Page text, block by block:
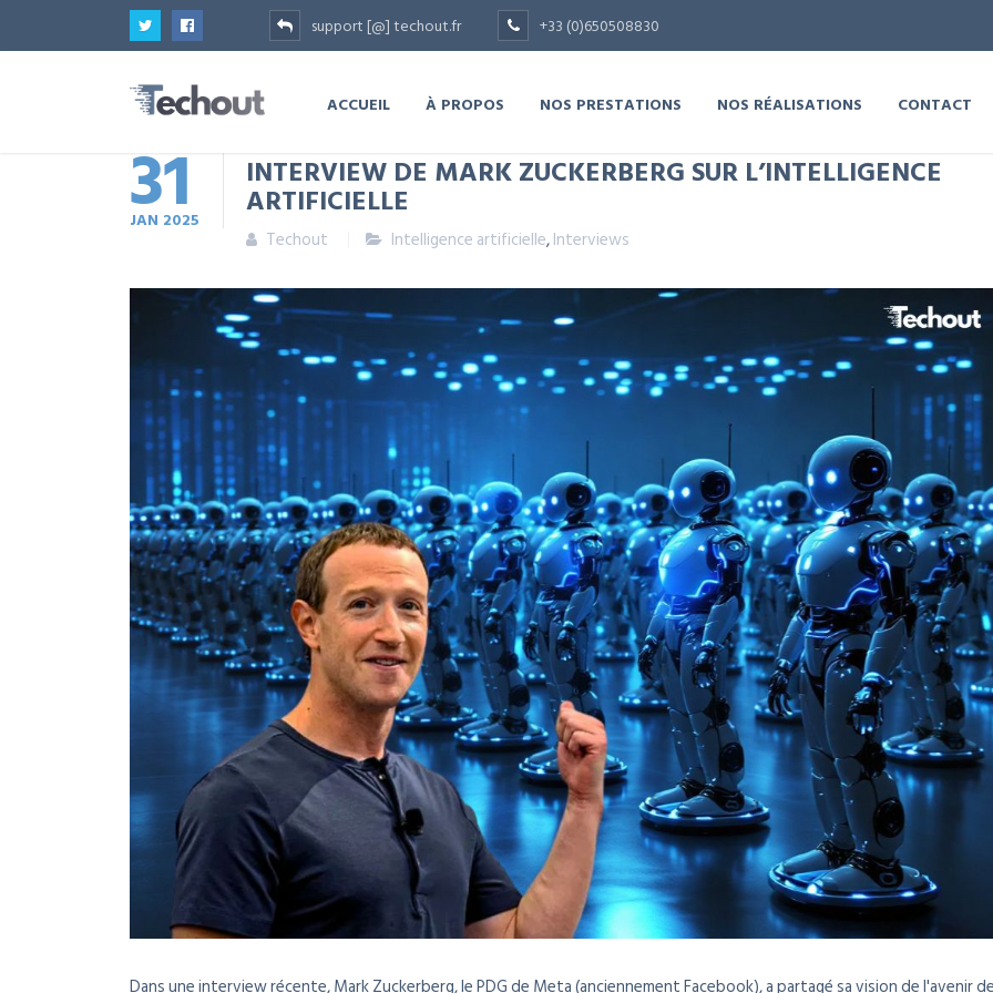
support [@] techout.fr +33 (0)650508830
ACCUEIL À PROPOS NOS PRESTATIONS NOS RÉALISATIONS CONTACT
31
JAN 2025
INTERVIEW DE MARK ZUCKERBERG SUR L’INTELLIGENCE
ARTIFICIELLE
Techout Intelligence artificielle,Interviews
Dans une interview récente, Mark Zuckerberg, le PDG de Meta (anciennement Facebook), a partagé sa vision de l'avenir